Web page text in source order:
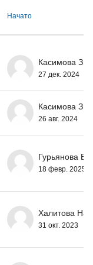
Начато
Касимова
27 дек. 2024
Касимова
26 авг. 2024
Гурьянова
18 февр. 2025
Халитова
31 окт. 2023